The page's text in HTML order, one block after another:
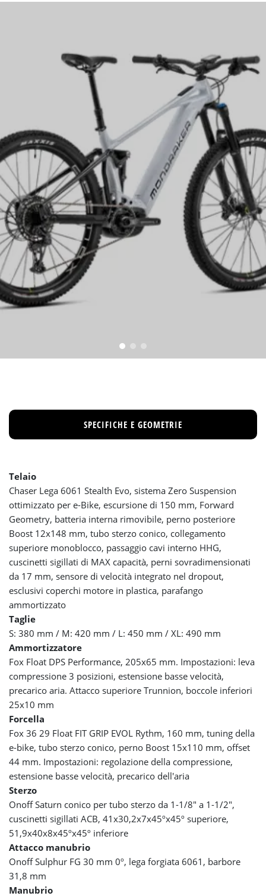
SPECIFICHE E GEOMETRIE
Telaio
Chaser Lega 6061 Stealth Evo, sistema Zero Suspension
ottimizzato per e-Bike, escursione di 150 mm, Forward
Geometry, batteria interna rimovibile, perno posteriore
Boost 12x148 mm, tubo sterzo conico, collegamento
superiore monoblocco, passaggio cavi interno HHG,
cuscinetti sigillati di MAX capacità, perni sovradimensionati
da 17 mm, sensore di velocità integrato nel dropout,
esclusivi coperchi motore in plastica, parafango
ammortizzato
Taglie
S: 380 mm / M: 420 mm / L: 450 mm / XL: 490 mm
Ammortizzatore
Fox Float DPS Performance, 205x65 mm. Impostazioni: leva
compressione 3 posizioni, estensione basse velocità,
precarico aria. Attacco superiore Trunnion, boccole inferiori
25x10 mm
Forcella
Fox 36 29 Float FIT GRIP EVOL Rythm, 160 mm, tuning della
e-bike, tubo sterzo conico, perno Boost 15x110 mm, offset
44 mm. Impostazioni: regolazione della compressione,
estensione basse velocità, precarico dell'aria
Sterzo
Onoff Saturn conico per tubo sterzo da 1-1/8" a 1-1/2",
cuscinetti sigillati ACB, 41x30,2x7x45ºx45º superiore,
51,9x40x8x45ºx45º inferiore
Attacco manubrio
Onoff Sulphur FG 30 mm 0º, lega forgiata 6061, barbore
31,8 mm
Manubrio